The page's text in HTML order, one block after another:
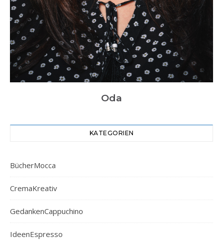
Oda
KATEGORIEN
BücherMocca
CremaKreativ
GedankenCappuchino
IdeenEspresso